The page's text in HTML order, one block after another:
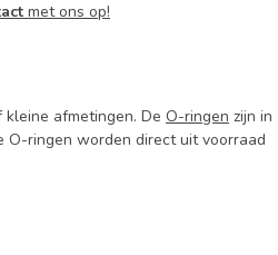
met ons op!
afmetingen. De O-ringen zijn in
O-ringen worden direct uit voorraad